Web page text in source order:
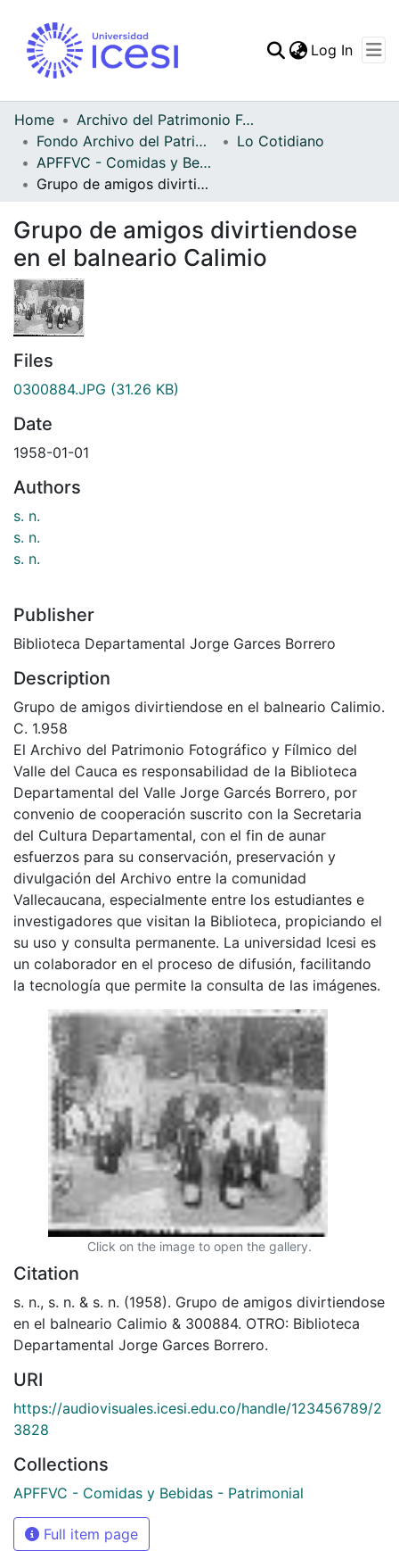
Statistics
Log In
Home
Archivo del Patrimonio Fotográfico y Fílmico del Valle del Cauca
Fondo Archivo del Patrimonio Fotográfico y Fílmico del Valle del Cauca
Lo Cotidiano
APFFVC - Comidas y Bebidas - Patrimonial
Grupo de amigos divirtiendose en el balneario Calimio
Grupo de amigos divirtiendose
en el balneario Calimio
Files
0300884.JPG (31.26 KB)
Date
1958-01-01
Authors
s. n.
s. n.
s. n.
Publisher
Biblioteca Departamental Jorge Garces Borrero
Description
Grupo de amigos divirtiendose en el balneario Calimio.
C. 1.958
El Archivo del Patrimonio Fotográfico y Fílmico del
Valle del Cauca es responsabilidad de la Biblioteca
Departamental del Valle Jorge Garcés Borrero, por
convenio de cooperación suscrito con la Secretaria
del Cultura Departamental, con el fin de aunar
esfuerzos para su conservación, preservación y
divulgación del Archivo entre la comunidad
Vallecaucana, especialmente entre los estudiantes e
investigadores que visitan la Biblioteca, propiciando el
su uso y consulta permanente. La universidad Icesi es
un colaborador en el proceso de difusión, facilitando
la tecnología que permite la consulta de las imágenes.
Click on the image to open the gallery.
Citation
s. n., s. n. & s. n. (1958). Grupo de amigos divirtiendose
en el balneario Calimio & 300884. OTRO: Biblioteca
Departamental Jorge Garces Borrero.
URI
https://audiovisuales.icesi.edu.co/handle/123456789/2
3828
Collections
APFFVC - Comidas y Bebidas - Patrimonial
Full item page